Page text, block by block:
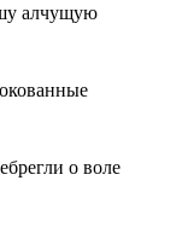
алчущую
о воле